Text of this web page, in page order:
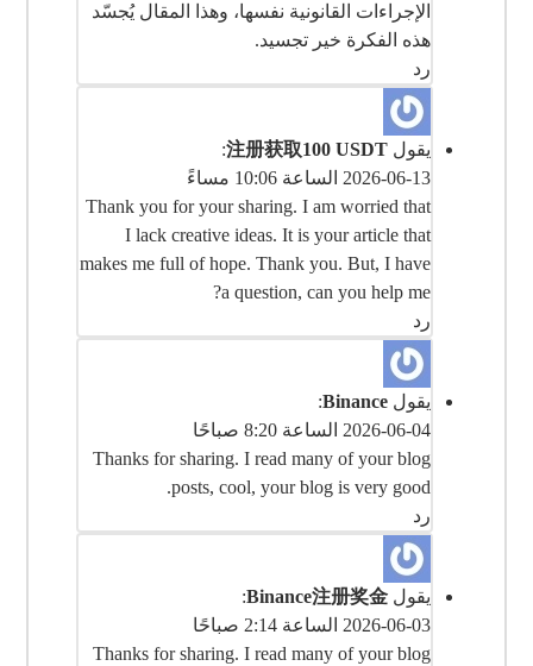
الإجراءات القانونية نفسها، وهذا المقال يُجسّد
هذه الفكرة خير تجسيد.
رد
يقول 注册获取100 USDT
:
2026-06-13 الساعة 10:06 مساءً
Thank you for your sharing. I am worried that
I lack creative ideas. It is your article that
makes me full of hope. Thank you. But, I have
a question, can you help me?
رد
يقول Binance
:
2026-06-04 الساعة 8:20 صباحًا
Thanks for sharing. I read many of your blog
posts, cool, your blog is very good.
رد
يقول Binance注册奖金
:
2026-06-03 الساعة 2:14 صباحًا
Thanks for sharing. I read many of your blog